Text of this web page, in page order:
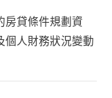
房貸條件規劃資
個人財務狀況變動